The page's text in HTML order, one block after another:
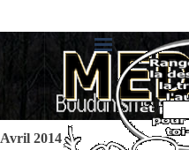
Avril 2014